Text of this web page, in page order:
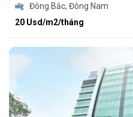
Đông Bắc, Đông Nam
20 Usd/m2/tháng